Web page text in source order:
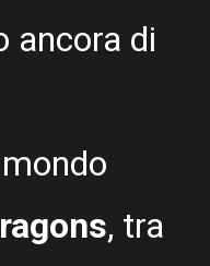
ancora di
, tra